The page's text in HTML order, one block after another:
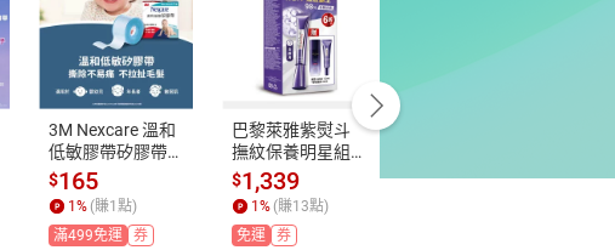
3M Nexcare 溫和
低敏膠帶矽膠帶1
吋 1捲
$165
1% (賺1點)
滿499免運
券
巴黎萊雅紫熨斗
撫紋保養明星組
(3.0版) (紫熨斗
(無按摩頭)30ml+
7.5ml+啵啵晶露2
2ml)
$1,339
1% (賺13點)
免運
券
$550 $